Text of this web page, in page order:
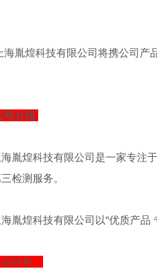
上海胤煌科技有限公司将携公司产
司介绍
海胤煌科技有限公司是一家专
检测服务。
海胤煌科技有限公司以“优质产
特色：